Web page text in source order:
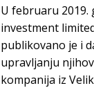
U februaru 2019.
investment
publikovano je i
upravljanju
kompanija iz